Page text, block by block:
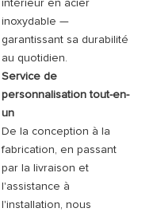
intérieur en acier
inoxydable —
garantissant sa durabilité
au quotidien.
Service de
personnalisation tout-en-
un
De la conception à la
fabrication, en passant
par la livraison et
l'assistance à
l'installation, nous